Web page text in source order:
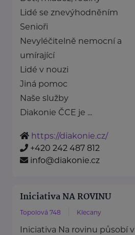
Lidé se znevýhodněním
Senioři
Nevyléčitelně nemocní a
umírající
Lidé v nouzi
Jiná pomoc
Naše služby
Diakonie ČCE je ...
https://diakonie.cz/
+420 242 487 812
info@diakonie.cz
Iniciativa NA ROVINU
Topolová 748 Klecany
Iniciativa Na rovinu působí v